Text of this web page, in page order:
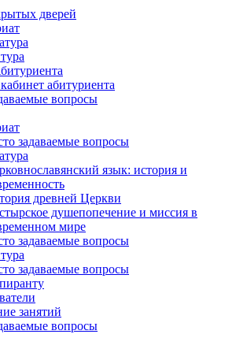
дверей
абитуриента
вопросы
задаваемые вопросы
язык: история и
древней Церкви
душепопечение и миссия в
мире
задаваемые вопросы
задаваемые вопросы
занятий
вопросы